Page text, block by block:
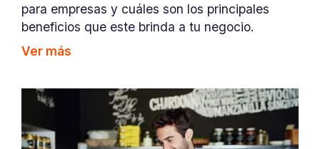
para empresas y cuáles son los principales
beneficios que este brinda a tu negocio.
Ver más